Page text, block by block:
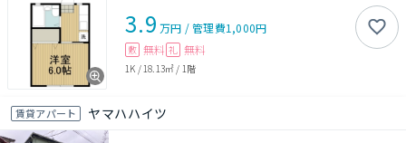
3.9 万円 /管理費1,000円
敷 無料 礼 無料
1K / 18.13㎡ / 1階
賃貸アパート ヤマハハイツ